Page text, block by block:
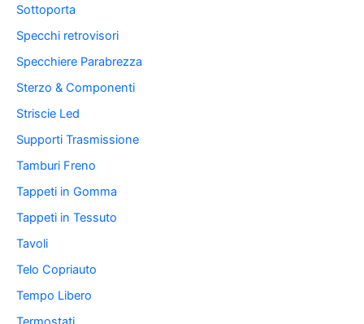
Sottoporta
Specchi retrovisori
Specchiere Parabrezza
Sterzo & Componenti
Striscie Led
Supporti Trasmissione
Tamburi Freno
Tappeti in Gomma
Tappeti in Tessuto
Tavoli
Telo Copriauto
Tempo Libero